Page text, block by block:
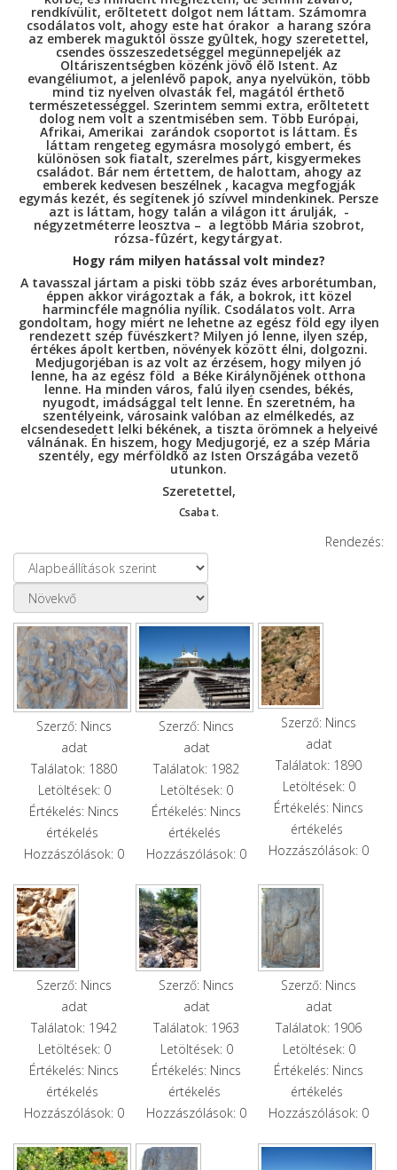
rendkívülit, erõltetett dolgot nem láttam. Számomra
csodálatos volt, ahogy este hat órakor a harang szóra
az emberek maguktól össze gyûltek, hogy szeretettel,
csendes összeszedetséggel megünnepeljék az
Oltáriszentségben közénk jövõ élõ Istent. Az
evangéliumot, a jelenlévõ papok, anya nyelvükön, több
mind tiz nyelven olvasták fel, magától érthetõ
természetességgel. Szerintem semmi extra, erõltetett
dolog nem volt a szentmisében sem. Több Európai,
Afrikai, Amerikai zarándok csoportot is láttam. És
láttam rengeteg egymásra mosolygó embert, és
különösen sok fiatalt, szerelmes párt, kisgyermekes
családot. Bár nem értettem, de halottam, ahogy az
emberek kedvesen beszélnek , kacagva megfogják
egymás kezét, és segítenek jó szívvel mindenkinek. Persze
azt is láttam, hogy talán a világon itt árulják, -
négyzetméterre leosztva – a legtöbb Mária szobrot,
rózsa-fûzért, kegytárgyat.
Hogy rám milyen hatással volt mindez?
A tavasszal jártam a piski több száz éves arborétumban,
éppen akkor virágoztak a fák, a bokrok, itt közel
harmincféle magnólia nyílik. Csodálatos volt. Arra
gondoltam, hogy miért ne lehetne az egész föld egy ilyen
rendezett szép füvészkert? Milyen jó lenne, ilyen szép,
értékes ápolt kertben, növények között élni, dolgozni.
Medjugorjéban is az volt az érzésem, hogy milyen jó
lenne, ha az egész föld a Béke Királynõjének otthona
lenne. Ha minden város, falú ilyen csendes, békés,
nyugodt, imádsággal telt lenne. Én szeretném, ha
szentélyeink, városaink valóban az elmélkedés, az
elcsendesedett lelki békének, a tiszta örömnek a helyeivé
válnának. Én hiszem, hogy Medjugorjé, ez a szép Mária
szentély, egy mérföldkõ az Isten Országába vezetõ
utunkon.
Szeretettel,
Csaba t.
Rendezés:
Szerző: Nincs
adat
Találatok: 1880
Letöltések: 0
Értékelés: Nincs
értékelés
Hozzászólások: 0
Szerző: Nincs
adat
Találatok: 1982
Letöltések: 0
Értékelés: Nincs
értékelés
Hozzászólások: 0
Szerző: Nincs
adat
Találatok: 1890
Letöltések: 0
Értékelés: Nincs
értékelés
Hozzászólások: 0
Szerző: Nincs
adat
Találatok: 1942
Letöltések: 0
Értékelés: Nincs
értékelés
Hozzászólások: 0
Szerző: Nincs
adat
Találatok: 1963
Letöltések: 0
Értékelés: Nincs
értékelés
Hozzászólások: 0
Szerző: Nincs
adat
Találatok: 1906
Letöltések: 0
Értékelés: Nincs
értékelés
Hozzászólások: 0